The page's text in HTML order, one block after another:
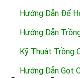
Hướng Dẫn Để
Hướng Dẫn
Kỹ Thuật Trồng
Hướng Dẫn Gọt